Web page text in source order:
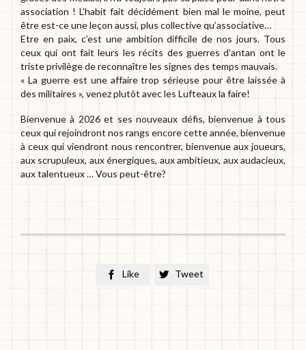
association ! L’habit fait décidément bien mal le moine, peut
être est-ce une leçon aussi, plus collective qu’associative…
Etre en paix, c’est une ambition difficile de nos jours. Tous
ceux qui ont fait leurs les récits des guerres d’antan ont le
triste privilège de reconnaître les signes des temps mauvais.
« La guerre est une affaire trop sérieuse pour être laissée à
des militaires », venez plutôt avec les Lufteaux la faire!
Bienvenue à 2026 et ses nouveaux défis, bienvenue à tous
ceux qui rejoindront nos rangs encore cette année, bienvenue
à ceux qui viendront nous rencontrer, bienvenue aux joueurs,
aux scrupuleux, aux énergiques, aux ambitieux, aux audacieux,
aux talentueux … Vous peut-être?
 Like  Tweet